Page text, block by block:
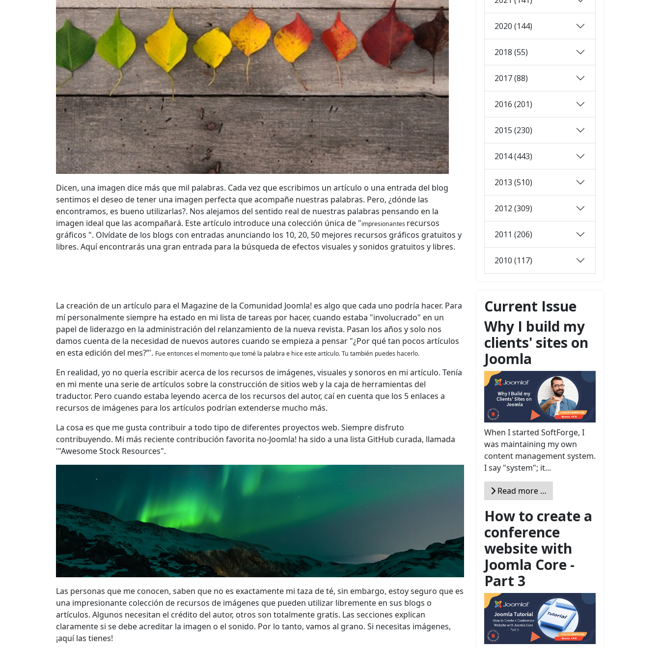
Dicen, una imagen dice más que mil palabras. Cada vez que escribimos un artículo o una entrada del blog
sentimos el deseo de tener una imagen perfecta que acompañe nuestras palabras. Pero, ¿dónde las
encontramos, es bueno utilizarlas?. Nos alejamos del sentido real de nuestras palabras pensando en la
imagen ideal que las acompañará. Este artículo introduce una colección única de "impresionantes recursos
gráficos ". Olvídate de los blogs con entradas anunciando los 10, 20, 50 mejores recursos gráficos gratuitos y
libres. Aquí encontrarás una gran entrada para la búsqueda de efectos visuales y sonidos gratuitos y libres.
La creación de un artículo para el Magazine de la Comunidad Joomla! es algo que cada uno podría hacer. Para
mí personalmente siempre ha estado en mi lista de tareas por hacer, cuando estaba "involucrado" en un
papel de liderazgo en la administración del relanzamiento de la nueva revista. Pasan los años y solo nos
damos cuenta de la necesidad de nuevos autores cuando se empieza a pensar "¿Por qué tan pocos artículos
en esta edición del mes?”'. Fue entonces el momento que tomé la palabra e hice este artículo. Tu también puedes hacerlo.
En realidad, yo no quería escribir acerca de los recursos de imágenes, visuales y sonoros en mi artículo. Tenía
en mi mente una serie de artículos sobre la construcción de sitios web y la caja de herramientas del
traductor. Pero cuando estaba leyendo acerca de los recursos del autor, caí en cuenta que los 5 enlaces a
recursos de imágenes para los artículos podrían extenderse mucho más.
La cosa es que me gusta contribuir a todo tipo de diferentes proyectos web. Siempre disfruto
contribuyendo. Mi más reciente contribución favorita no-Joomla! ha sido a una lista GitHub curada, llamada
'"Awesome Stock Resources".
Las personas que me conocen, saben que no es exactamente mi taza de té, sin embargo, estoy seguro que es
una impresionante colección de recursos de imágenes que pueden utilizar libremente en sus blogs o
artículos. Algunos necesitan el crédito del autor, otros son totalmente gratis. Las secciones explican
claramente si se debe acreditar la imagen o el sonido. Por lo tanto, vamos al grano. Si necesitas imágenes,
¡aquí las tienes!
2020 (144)
2018 (55)
2017 (88)
2016 (201)
2015 (230)
2014 (443)
2013 (510)
2012 (309)
2011 (206)
2010 (117)
Current Issue
Why I build my
clients' sites on
Joomla
When I started SoftForge, I
was maintaining my own
content management system.
I say "system"; it...
Read more …
How to create a
conference
website with
Joomla Core -
Part 3